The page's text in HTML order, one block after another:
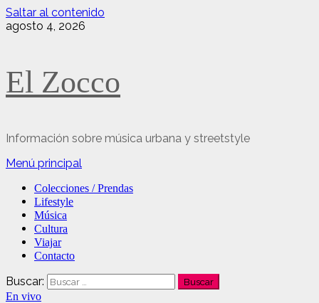
Saltar al contenido
agosto 4, 2026
El Zocco
Información sobre música urbana y streetstyle
Menú principal
Colecciones / Prendas
Lifestyle
Música
Cultura
Viajar
Contacto
Buscar:
En vivo